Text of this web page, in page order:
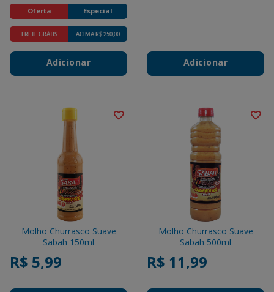
Oferta Especial
Promotions
FRETE GRÁTIS ACIMA R$ 250,00
Adicionar Adicionar
Molho Churrasco Suave
Sabah 150ml
R$ 5,99
Molho Churrasco Suave
Sabah 500ml
R$ 11,99